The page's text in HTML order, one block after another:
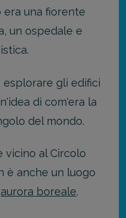
era una fiorente
un ospedale e
gli edifici
di com'era la
del mondo.
vicino al Circolo
è anche un luogo
aurora boreale.